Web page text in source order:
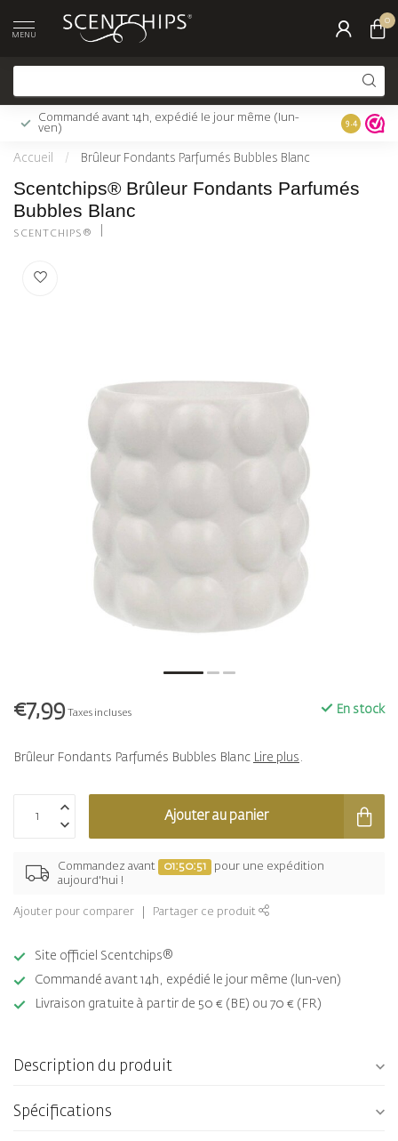
MENU
0
Commandé avant 14h, expédié le jour même (lun-
ven)
Livraison
9.4
Accueil / Brûleur Fondants Parfumés Bubbles Blanc
Scentchips® Brûleur Fondants Parfumés
Bubbles Blanc
SCENTCHIPS®
€7,99 Taxes incluses En stock
Brûleur Fondants Parfumés Bubbles Blanc Lire plus .
Ajouter au panier
Commandez avant 01:50:51
pour une expédition
aujourd'hui !
Ajouter pour comparer Partager ce produit
Site officiel Scentchips®
Commandé avant 14h, expédié le jour même (lun-ven)
Livraison gratuite à partir de 50 € (BE) ou 70 € (FR)
Description du produit
Spécifications